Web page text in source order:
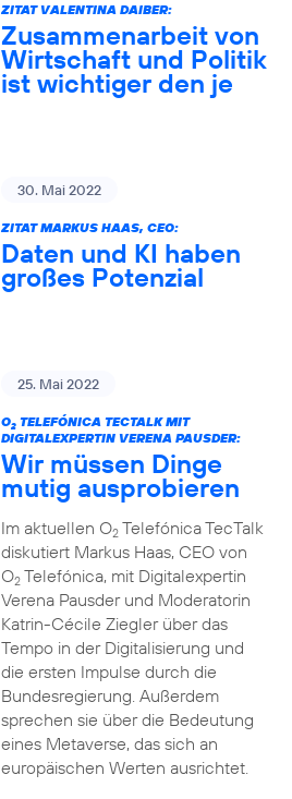
ZITAT VALENTINA DAIBER:
Zusammenarbeit von
Wirtschaft und Politik
ist wichtiger den je
30. Mai 2022
ZITAT MARKUS HAAS, CEO:
Daten und KI haben
großes Potenzial
25. Mai 2022
O2TELEFÓNICA TECTALK MIT
DIGITALEXPERTIN VERENA PAUSDER:
Wir müssen Dinge
mutig ausprobieren
Im aktuellen O2Telefónica TecTalk
diskutiert Markus Haas, CEO von
O2Telefónica, mit Digitalexpertin
Verena Pausder und Moderatorin
Katrin-Cécile Ziegler über das
Tempo in der Digitalisierung und
die ersten Impulse durch die
Bundesregierung. Außerdem
sprechen sie über die Bedeutung
eines Metaverse, das sich an
europäischen Werten ausrichtet.